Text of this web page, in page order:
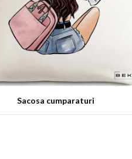
Sacosa cumparaturi